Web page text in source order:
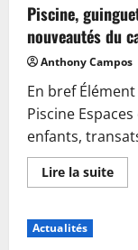
Piscine,
nouveautés du
Anthony Campos
En bref
Piscine
enfants,
Lire la suiteEn
Actualités